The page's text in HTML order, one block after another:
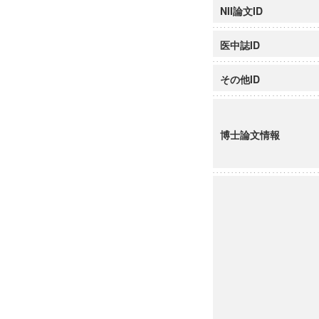
NII論文ID
医中誌ID
その他ID
博士論文情報